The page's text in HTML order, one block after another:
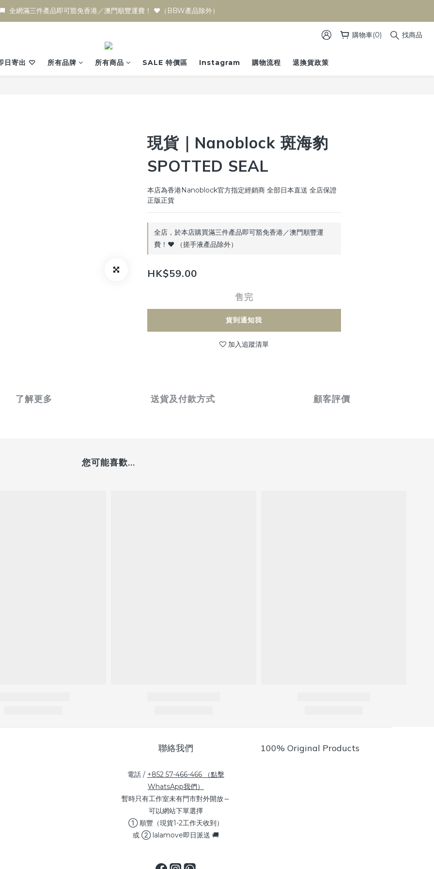
全網滿三件產品即可豁免香港／澳門順豐運費！ ♥️（BBW產品除外）
購物車(0) 找商品
日寄出 ♡ 所有品牌 所有商品 SALE 特價區 Instagram 購物流程 退換貨政策
現貨｜Nanoblock 斑海豹
SPOTTED SEAL
本店為香港Nanoblock官方指定經銷商 全部日本直送 全店保證
正版正貨
全店，於本店購買滿三件產品即可豁免香港／澳門順豐運
費！♥️ （搓手液產品除外）
HK$59.00
售完
貨到通知我
加入追蹤清單
了解更多 送貨及付款方式 顧客評價
您可能喜歡...
聯絡我們
電話 / +852 57-466-466 （點擊
WhatsApp我們）
暫時只有工作室未有門市對外開放～
可以網站下單選擇
① 順豐（現貨1-2工作天收到）
或 ② lalamove即日派送 🚚
100% Original Products